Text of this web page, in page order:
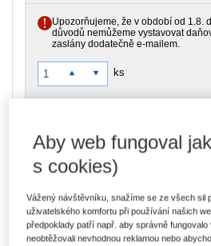
Upozorňujeme, že v období od 1.8.
důvodů nemůžeme vystavovat
zaslány dodatečně e-mailem.
ks
Typ produktu Online
Záznam z konference, která se
Obsah
Aby web fungoval
s cookies)
Vážený návštěvníku, snažíme se ze všech sil
uživatelského komfortu při používání našich
předpoklady patří např. aby správně
neobtěžovali nevhodnou reklamou nebo